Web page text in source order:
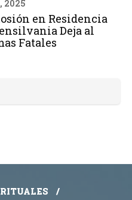
2025
en Residencia
Deja al
Fatales